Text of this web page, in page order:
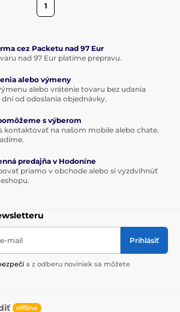
1
cez Packetu nad 97 Eur
nad 97 Eur platíme prepravu.
alebo výmeny
alebo vrátenie tovaru bez udania
od odoslania objednávky.
s výberom
kontaktovať na našom mobile alebo chate.
predajňa v Hodoníne
priamo v obchode alebo si vyzdvihnúť
mail Prihlásiť
a z odberu noviniek sa môžete
offline